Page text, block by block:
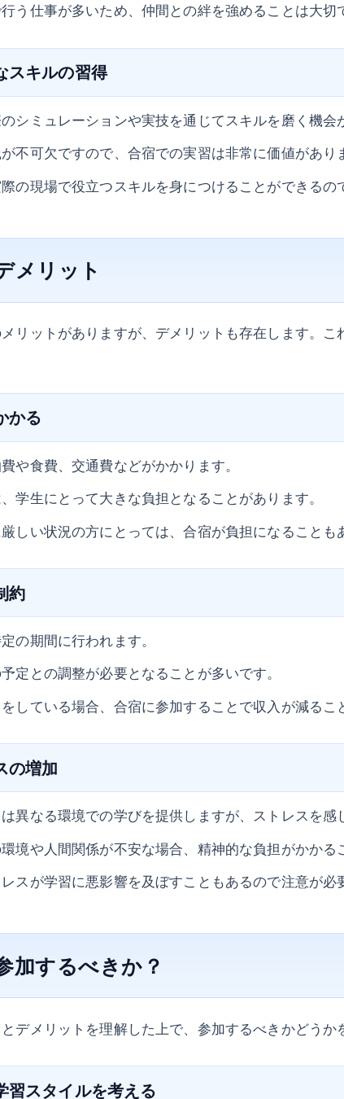
う仕事が多いため、仲間との絆を強めることは大切
スキルの習得
シミュレーションや実技を通じてスキルを磨く機会
不可欠ですので、合宿での実習は非常に価値があり
の現場で役立つスキルを身につけることができるの
メリット
リットがありますが、デメリットも存在します。
かる
や食費、交通費などがかかります。
学生にとって大きな負担となることがあります。
しい状況の方にとっては、合宿が負担になることも
約
の期間に行われます。
定との調整が必要となることが多いです。
している場合、合宿に参加することで収入が減るこ
の増加
異なる環境での学びを提供しますが、ストレスを感
境や人間関係が不安な場合、精神的な負担がかかる
スが学習に悪影響を及ぼすこともあるので注意が必
加するべきか？
デメリットを理解した上で、参加するべきかどうか
習スタイルを考える